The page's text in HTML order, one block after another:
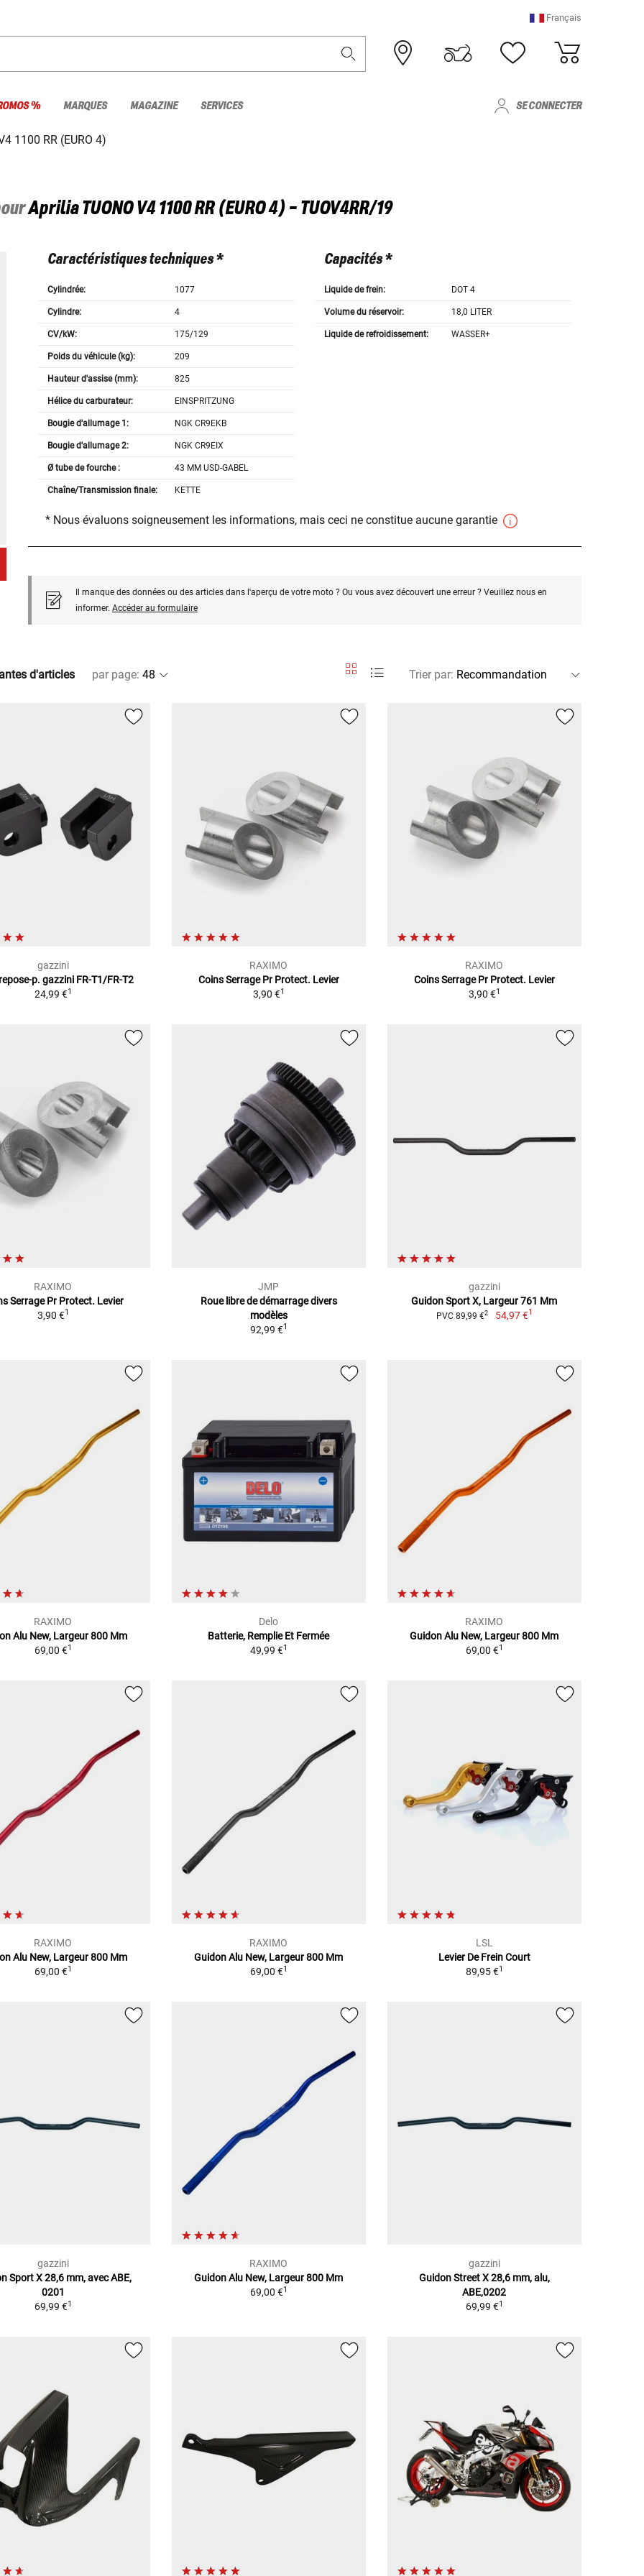
Français
% MARQUES MAGAZINE SERVICES SE CONNECTER
1100 RR (EURO 4)
Aprilia TUONO V4 1100 RR (EURO 4) - TUOV4RR/19
Caractéristiques techniques *
Cylindrée: 1077
Cylindre: 4
CV/kW: 175/129
Poids du véhicule (kg): 209
Hauteur d'assise (mm): 825
Hélice du carburateur: EINSPRITZUNG
Bougie d'allumage 1: NGK CR9EKB
Bougie d'allumage 2: NGK CR9EIX
Ø tube de fourche : 43 MM USD-GABEL
Chaîne/Transmission finale: KETTE
Capacités *
Liquide de frein: DOT 4
Volume du réservoir: 18,0 LITER
Liquide de refroidissement: WASSER+
* Nous évaluons soigneusement les informations, mais ceci ne constitue aucune garantie
Il manque des données ou des articles dans l'aperçu de votre moto ? Ou vous avez découvert une erreur ? Veuillez nous en
informer. Accéder au formulaire
d'articles par page: Trier par:
gazzini
p. gazzini FR-T1/FR-T2
24,99 €1
RAXIMO
Coins Serrage Pr Protect. Levier
3,90 €1
RAXIMO
Coins Serrage Pr Protect. Levier
3,90 €1
RAXIMO
Serrage Pr Protect. Levier
3,90 €1
JMP
Roue libre de démarrage divers
modèles
92,99 €1
gazzini
Guidon Sport X, Largeur 761 Mm
PVC 89,99 €2 54,97 €1
RAXIMO
Alu New, Largeur 800 Mm
69,00 €1
Delo
Batterie, Remplie Et Fermée
49,99 €1
RAXIMO
Guidon Alu New, Largeur 800 Mm
69,00 €1
RAXIMO
Alu New, Largeur 800 Mm
69,00 €1
RAXIMO
Guidon Alu New, Largeur 800 Mm
69,00 €1
LSL
Levier De Frein Court
89,95 €1
gazzini
Sport X 28,6 mm, avec ABE,
0201
69,99 €1
RAXIMO
Guidon Alu New, Largeur 800 Mm
69,00 €1
gazzini
Guidon Street X 28,6 mm, alu,
ABE,0202
69,99 €1